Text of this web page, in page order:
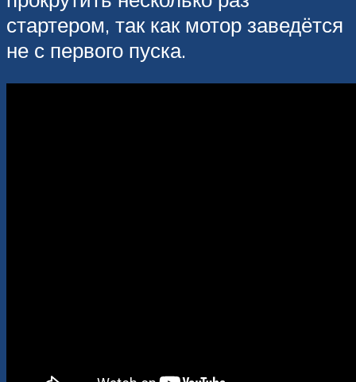
стартером, так как мотор заведётся
не с первого пуска.